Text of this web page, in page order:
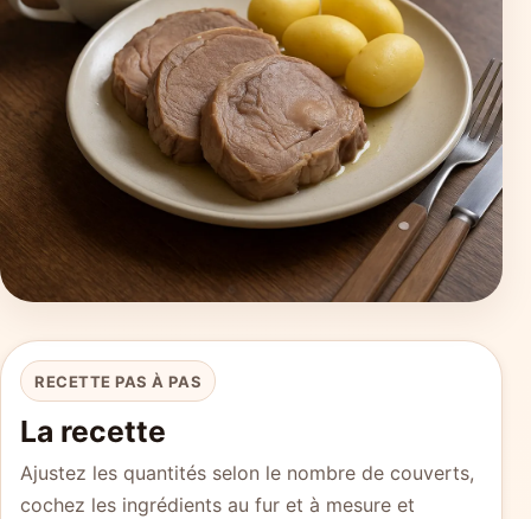
RECETTE PAS À PAS
La recette
Ajustez les quantités selon le nombre de couverts,
cochez les ingrédients au fur et à mesure et